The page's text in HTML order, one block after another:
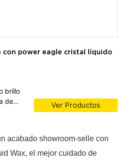
con power eagle cristal líquido
brillo
de
Ver Productos
acabado showroom-selle con
Wax, el mejor cuidado de